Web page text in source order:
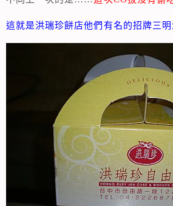
這就是洪瑞珍餅店他們有名的招牌三明